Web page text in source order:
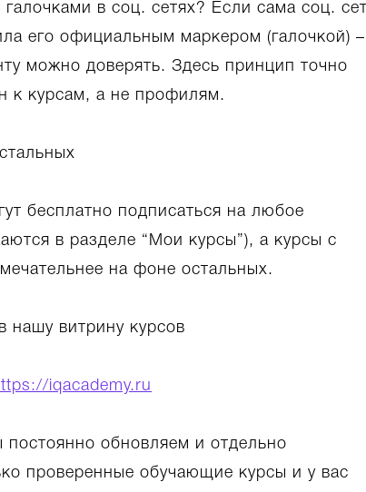
в соц. сетях? Если сама соц.
его официальным маркером (галочкой) –
можно доверять. Здесь принцип точно
к курсам, а не профилям.
бесплатно подписаться на любое
в разделе “Мои курсы”), а курсы с
на фоне остальных.
нашу витрину курсов
iqacademy.ru
обновляем и отдельно
проверенные обучающие курсы и у вас